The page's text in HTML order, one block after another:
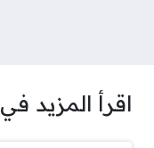
اقرأ المزيد في